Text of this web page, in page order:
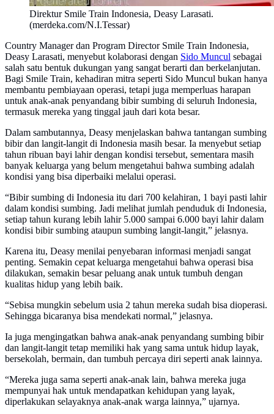
Direktur Smile Train Indonesia, Deasy Larasati.
(merdeka.com/N.I.Tessar)
Country Manager dan Program Director Smile Train Indonesia,
Deasy Larasati, menyebut kolaborasi dengan Sido Muncul sebagai
salah satu bentuk dukungan yang sangat berarti dan berkelanjutan.
Bagi Smile Train, kehadiran mitra seperti Sido Muncul bukan hanya
membantu pembiayaan operasi, tetapi juga memperluas harapan
untuk anak-anak penyandang bibir sumbing di seluruh Indonesia,
termasuk mereka yang tinggal jauh dari kota besar.
Dalam sambutannya, Deasy menjelaskan bahwa tantangan sumbing
bibir dan langit-langit di Indonesia masih besar. Ia menyebut setiap
tahun ribuan bayi lahir dengan kondisi tersebut, sementara masih
banyak keluarga yang belum mengetahui bahwa sumbing adalah
kondisi yang bisa diperbaiki melalui operasi.
“Bibir sumbing di Indonesia itu dari 700 kelahiran, 1 bayi pasti lahir
dalam kondisi sumbing. Jadi melihat jumlah penduduk di Indonesia,
setiap tahun kurang lebih lahir 5.000 sampai 6.000 bayi lahir dalam
kondisi bibir sumbing ataupun sumbing langit-langit,” jelasnya.
Karena itu, Deasy menilai penyebaran informasi menjadi sangat
penting. Semakin cepat keluarga mengetahui bahwa operasi bisa
dilakukan, semakin besar peluang anak untuk tumbuh dengan
kualitas hidup yang lebih baik.
“Sebisa mungkin sebelum usia 2 tahun mereka sudah bisa dioperasi.
Sehingga bicaranya bisa mendekati normal,” jelasnya.
Ia juga mengingatkan bahwa anak-anak penyandang sumbing bibir
dan langit-langit tetap memiliki hak yang sama untuk hidup layak,
bersekolah, bermain, dan tumbuh percaya diri seperti anak lainnya.
“Mereka juga sama seperti anak-anak lain, bahwa mereka juga
mempunyai hak untuk mendapatkan kehidupan yang layak,
diperlakukan selayaknya anak-anak warga lainnya,” ujarnya.